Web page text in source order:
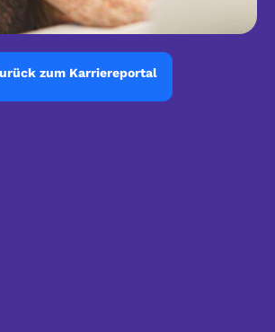
zum Karriereportal